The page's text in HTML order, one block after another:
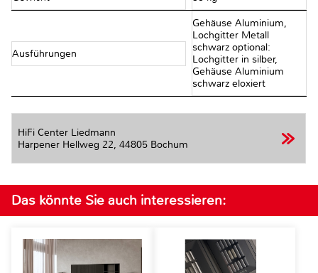
Ausführungen
Gehäuse Aluminium,
Lochgitter Metall
schwarz optional:
Lochgitter in silber,
Gehäuse Aluminium
schwarz eloxiert
HiFi Center Liedmann
Harpener Hellweg 22, 44805 Bochum
Das könnte Sie auch interessieren: